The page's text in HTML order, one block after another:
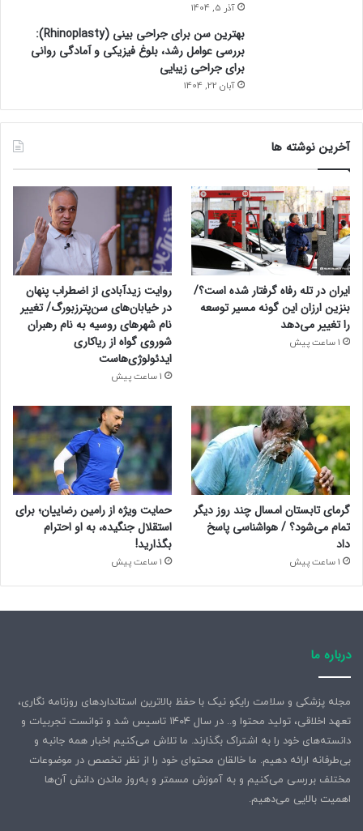
آذر 5, 1404
بهترین سن برای جراحی بینی (Rhinoplasty):
بررسی عوامل رشد، بلوغ فیزیکی و آمادگی روانی
برای جراحی زیبایی
آبان 22, 1404
آخرین نوشته ها
ایران در تله رفاه گرفتار شده است؟/
بنزین ارزان این گونه مسیر توسعه
را تغییر می‌دهد
1 ساعت پیش
روایت زیدآبادی از اضطراب پنهان
در خیابان‌های سن‌پترزبورگ/ تغییر
نام شهرهای روسیه به نام رهبران
شوروی گواه از ریاکاری
ایدئولوژی‌هاست
1 ساعت پیش
گرمای تابستان امسال چند روز دیگر
تمام می‌شود؟ / هواشناسی پاسخ
داد
1 ساعت پیش
حمایت ویژه از رامین رضاییان؛ برای
استقلال جنگیده، به او احترام
بگذارید!
1 ساعت پیش
درباره ما
مجله پزشکی و سلامت رایکو نیک با حفظ بالاترین استانداردهای روزنامه نگاری،
تعهد اخلاقی، تولید محتوا و.. در سال ۱۴۰۴ تاسیس شد و توانست تجربیات و
دانسته‌های خود را به اشتراک بگذارند. ما تلاش می‌کنیم اخبار همه جانبه و
بی‌طرفانه ارائه دهیم. ما خالقان محتوای خود را از نظر تخصص در موضوعات
مختلف بررسی می‌کنیم و به آموزش مسمتر و به‌روز ماندن دانش آن‌ها
اهمیت بالایی می‌دهیم.